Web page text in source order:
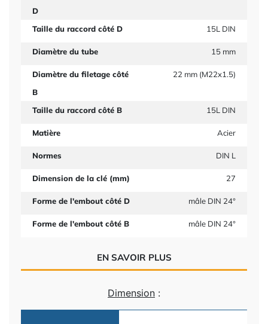
D
Taille du raccord côté D 15L DIN
Diamètre du tube 15 mm
Diamètre du filetage côté
B
22 mm (M22x1.5)
Taille du raccord côté B 15L DIN
Matière Acier
Normes DIN L
Dimension de la clé (mm) 27
Forme de l'embout côté D mâle DIN 24°
Forme de l'embout côté B mâle DIN 24°
EN SAVOIR PLUS
Dimension :